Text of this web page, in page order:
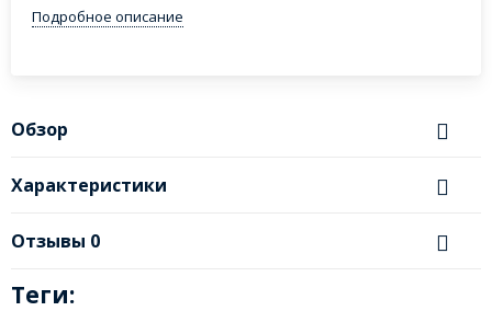
Подробное описание
Обзор
Характеристики
Отзывы 0
Теги: